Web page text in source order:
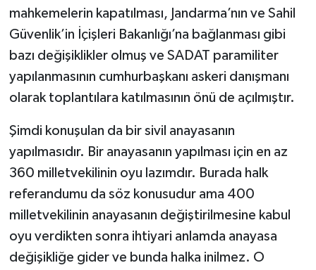
mahkemelerin kapatılması, Jandarma’nın ve Sahil
Güvenlik’in İçişleri Bakanlığı’na bağlanması gibi
bazı değişiklikler olmuş ve SADAT paramiliter
yapılanmasının cumhurbaşkanı askeri danışmanı
olarak toplantılara katılmasının önü de açılmıştır.
Şimdi konuşulan da bir sivil anayasanın
yapılmasıdır. Bir anayasanın yapılması için en az
360 milletvekilinin oyu lazımdır. Burada halk
referandumu da söz konusudur ama 400
milletvekilinin anayasanın değiştirilmesine kabul
oyu verdikten sonra ihtiyari anlamda anayasa
değişikliğe gider ve bunda halka inilmez. O